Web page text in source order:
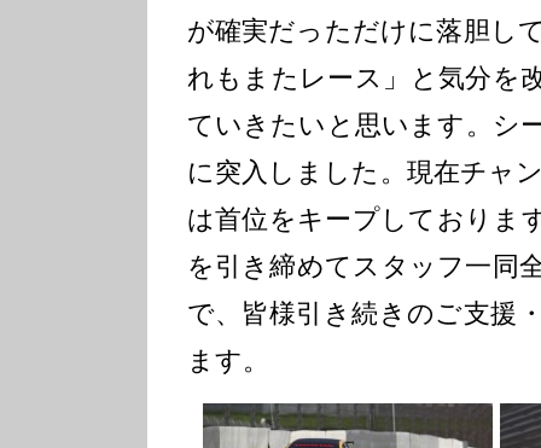
が確実だっただけに落胆し
れもまたレース」と気分を
ていきたいと思います。シ
に突入しました。現在チャ
は首位をキープしておりま
を引き締めてスタッフ一同
で、皆様引き続きのご支援
ます。